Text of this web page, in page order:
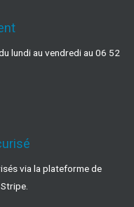
lundi au vendredi au 06 52
via la plateforme de